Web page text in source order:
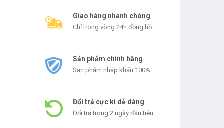
Giao hàng nhanh chóng
Chỉ trong vòng 24h đồng hồ
Sản phẩm chính hãng
Sản phẩm nhập khẩu 100%
Đổi trả cực kì dễ dàng
Đổi trả trong 2 ngày đầu tiên